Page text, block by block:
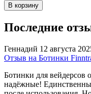
В корзину
Последние
Геннадий 12 августа
Отзыв на Ботинки
Ботинки для
надёжные!